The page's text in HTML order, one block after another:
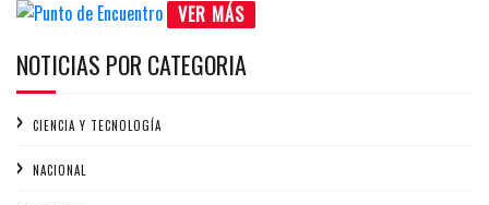
VER MÁS
NOTICIAS POR CATEGORIA
CIENCIA Y TECNOLOGÍA
NACIONAL